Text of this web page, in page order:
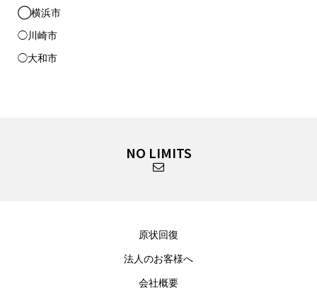
◯横浜市
◯川崎市
◯大和市
NO LIMITS
原状回復
法人のお客様へ
会社概要